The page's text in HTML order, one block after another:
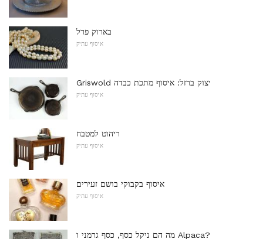
בארוק פרל
איסוף עתיק
Griswold יצוק ברזל: איסוף מתכת כבדה
איסוף עתיק
ריהוט למטבח
איסוף עתיק
איסוף בקבוקי בושם זעירים
איסוף עתיק
מה הם ניקל כסף, כסף גרמני ו Alpaca?